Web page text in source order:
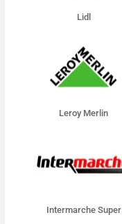
Lidl
Leroy Merlin
Intermarche Super